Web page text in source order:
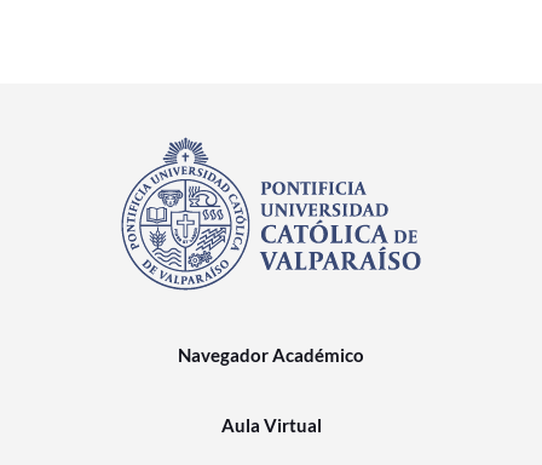
Navegador Académico
Aula Virtual